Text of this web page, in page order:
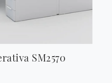
SM2570